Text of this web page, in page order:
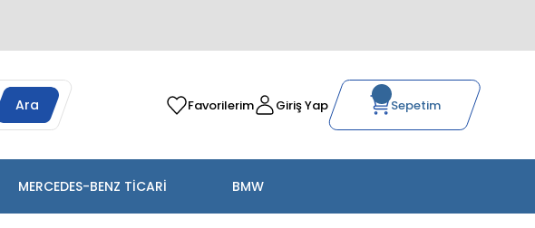
Ara Favorilerim Giriş Yap Sepetim
MERCEDES-BENZ TİCARİ BMW